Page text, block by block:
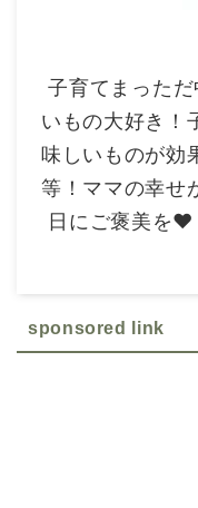
子育てまった
いもの大好き！
味しいものが効
等！ママの幸せ
日にご褒美を❤
sponsored link